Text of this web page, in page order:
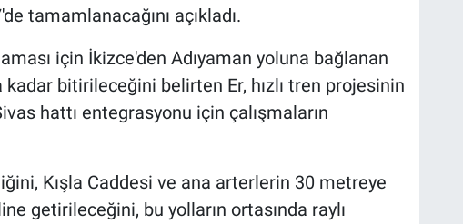
tamamlanacağını açıkladı.
için İkizce'den Adıyaman yoluna bağlanan
kadar bitirileceğini belirten Er, hızlı tren projesinin
hattı entegrasyonu için çalışmaların
Kışla Caddesi ve ana arterlerin 30 metreye
getirileceğini, bu yolların ortasında raylı